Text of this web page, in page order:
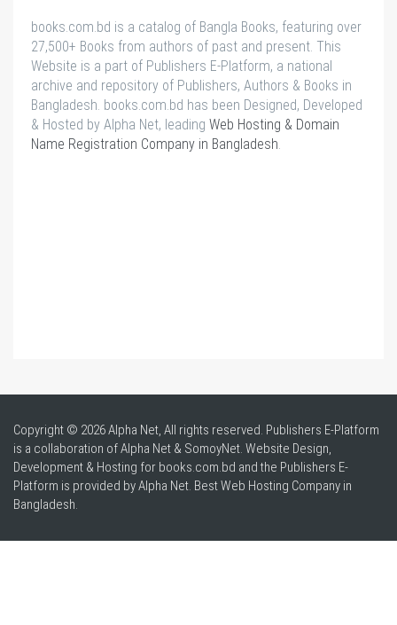
books.com.bd is a catalog of Bangla Books, featuring over
27,500+ Books from authors of past and present. This
Website is a part of Publishers E-Platform, a national
archive and repository of Publishers, Authors & Books in
Bangladesh. books.com.bd has been Designed, Developed
& Hosted by Alpha Net, leading Web Hosting & Domain
Name Registration Company in Bangladesh.
Copyright © 2026 Alpha Net, All rights reserved. Publishers E-Platform
is a collaboration of Alpha Net & SomoyNet. Website Design,
Development & Hosting for books.com.bd and the Publishers E-
Platform is provided by Alpha Net. BestWeb Hosting Company in
Bangladesh.